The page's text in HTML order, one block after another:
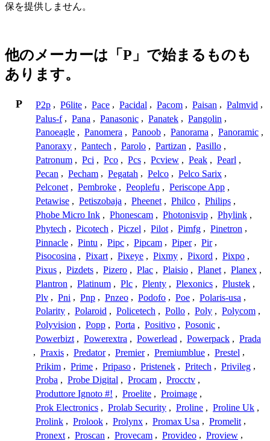
保を提供しません。
他のメーカーは「P」で始まるものも
あります。
P P2p , P6lite , Pace , Pacidal , Pacom , Paisan , Palmvid ,
Palus-f , Pana , Panasonic , Panatek , Pangolin ,
Panoeagle , Panomera , Panoob , Panorama , Panoramic ,
Panoraxy , Pantech , Parolo , Partizan , Pasillo ,
Patronum , Pci , Pco , Pcs , Pcview , Peak , Pearl ,
Pecan , Pecham , Pegatah , Pelco , Pelco Sarix ,
Pelconet , Pembroke , Peoplefu , Periscope App ,
Petawise , Petiszobaja , Pheenet , Philco , Philips ,
Phobe Micro Ink , Phonescam , Photonisvip , Phylink ,
Phytech , Picotech , Piczel , Pilot , Pimfg , Pinetron ,
Pinnacle , Pintu , Pipc , Pipcam , Piper , Pir ,
Pisocosina , Pixart , Pixeye , Pixmy , Pixord , Pixpo ,
Pixus , Pizdets , Pizero , Plac , Plaisio , Planet , Planex ,
Plantron , Platinum , Plc , Plenty , Plexonics , Plustek ,
Plv , Pni , Pnp , Pnzeo , Podofo , Poe , Polaris-usa ,
Polarity , Polaroid , Policetech , Pollo , Poly , Polycom ,
Polyvision , Popp , Porta , Positivo , Posonic ,
Powerbizt , Powerextra , Powerlead , Powerpack , Prada
, Praxis , Predator , Premier , Premiumblue , Prestel ,
Prikim , Prime , Pripaso , Pristenek , Pritech , Privileg ,
Proba , Probe Digital , Procam , Procctv ,
Produttore Ignoto #! , Proelite , Proimage ,
Prok Electronics , Prolab Security , Proline , Proline Uk ,
Prolink , Prolook , Prolynx , Promax Usa , Promelit ,
Pronext , Proscan , Provecam , Provideo , Proview ,